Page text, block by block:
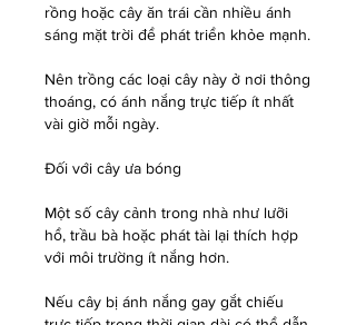
rồng hoặc cây ăn trái cần nhiều ánh
sáng mặt trời để phát triển khỏe mạnh.
Nên trồng các loại cây này ở nơi thông
thoáng, có ánh nắng trực tiếp ít nhất
vài giờ mỗi ngày.
Đối với cây ưa bóng
Một số cây cảnh trong nhà như lưỡi
hổ, trầu bà hoặc phát tài lại thích hợp
với môi trường ít nắng hơn.
Nếu cây bị ánh nắng gay gắt chiếu